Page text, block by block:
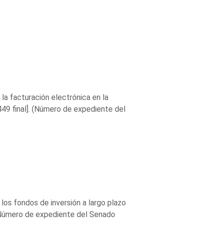
facturación electrónica en la
final]. (Número de expediente del
fondos de inversión a largo plazo
de expediente del Senado